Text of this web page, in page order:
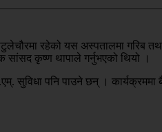
रहेको यस अस्पतालमा गरिब
कृष्ण थापाले गर्नुभएको थियो ।
सुविधा पनि पाउने छन् ।